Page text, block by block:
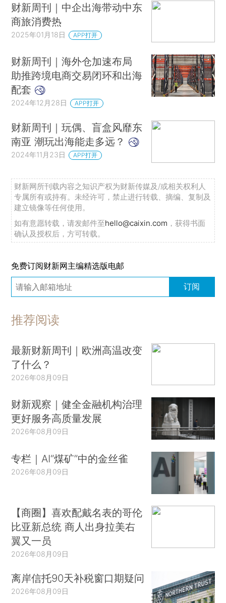
财新周刊｜中企出海带动中东
商旅消费热
2025年01月18日 APP打开
财新周刊｜海外仓加速布局
助推跨境电商交易闭环和出海
配套
2024年12月28日 APP打开
财新周刊｜玩偶、盲盒风靡东
南亚 潮玩出海能走多远？
2024年11月23日 APP打开
财新网所刊载内容之知识产权为财新传媒及/或相关权利人
专属所有或持有。未经许可，禁止进行转载、摘编、复制及
建立镜像等任何使用。
如有意愿转载，请发邮件至hello@caixin.com ，获得书面
确认及授权后，方可转载。
免费订阅财新网主编精选版电邮
订阅
推荐阅读
最新财新周刊｜欧洲高温改变
了什么？
2026年08月09日
财新观察｜健全金融机构治理
更好服务高质量发展
2026年08月09日
专栏｜AI“煤矿”中的金丝雀
2026年08月09日
【商圈】喜欢配戴名表的哥伦
比亚新总统 商人出身拉美右
翼又一员
2026年08月09日
离岸信托90天补税窗口期疑问
2026年08月09日